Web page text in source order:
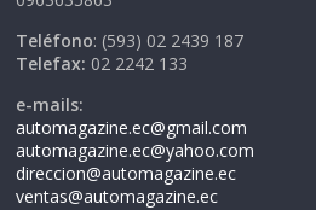
Teléfono: (593) 02 2439 187
Telefax: 02 2242 133
e-mails:
automagazine.ec@gmail.com
automagazine.ec@yahoo.com
direccion@automagazine.ec
ventas@automagazine.ec